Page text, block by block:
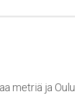
metriä ja